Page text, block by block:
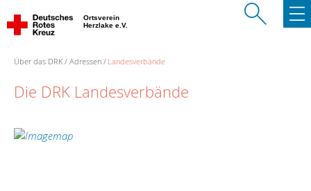
Ortsverein
Herzlake e.V.
Über das DRK Adressen Landesverbände
Die DRK Landesverbände